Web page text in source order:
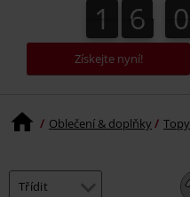
1
1 6
6 0
0
Získejte nyní!
Oblečení & doplňky Topy